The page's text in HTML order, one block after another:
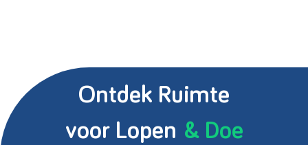
Ontdek Ruimte
voor Lopen & Doe